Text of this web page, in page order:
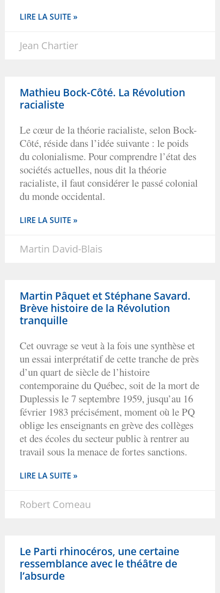
LIRE LA SUITE »
Jean Chartier
Mathieu Bock-Côté. La Révolution
racialiste
Le cœur de la théorie racialiste, selon Bock-
Côté, réside dans l’idée suivante : le poids
du colonialisme. Pour comprendre l’état des
sociétés actuelles, nous dit la théorie
racialiste, il faut considérer le passé colonial
du monde occidental.
LIRE LA SUITE »
Martin David-Blais
Martin Pâquet et Stéphane Savard.
Brève histoire de la Révolution
tranquille
Cet ouvrage se veut à la fois une synthèse et
un essai interprétatif de cette tranche de près
d’un quart de siècle de l’histoire
contemporaine du Québec, soit de la mort de
Duplessis le 7 septembre 1959, jusqu’au 16
février 1983 précisément, moment où le PQ
oblige les enseignants en grève des collèges
et des écoles du secteur public à rentrer au
travail sous la menace de fortes sanctions.
LIRE LA SUITE »
Robert Comeau
Le Parti rhinocéros, une certaine
ressemblance avec le théâtre de
l’absurde